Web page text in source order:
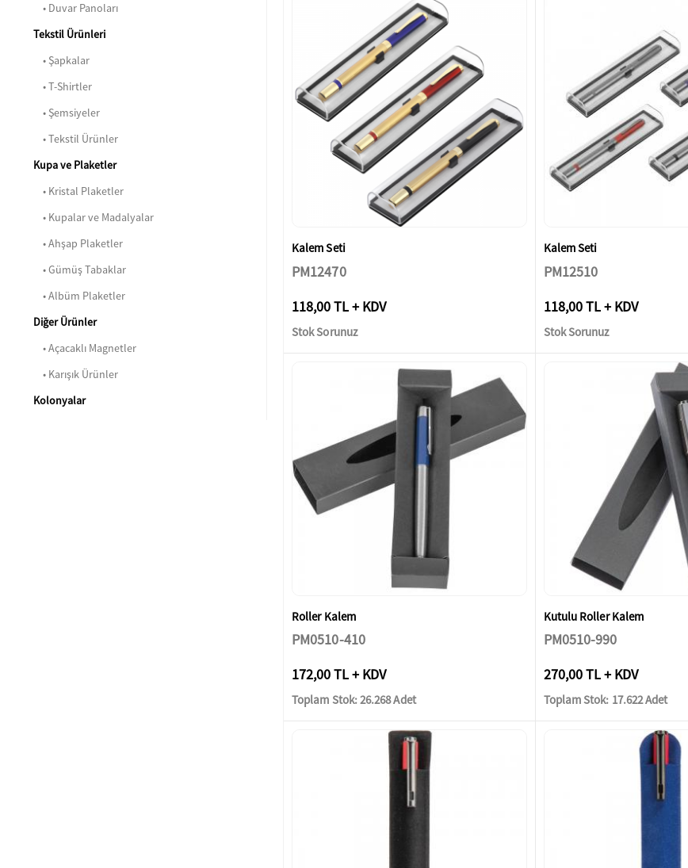
• Duvar Panoları
Tekstil Ürünleri
• Şapkalar
• T-Shirtler
• Şemsiyeler
• Tekstil Ürünler
Kupa ve Plaketler
• Kristal Plaketler
• Kupalar ve Madalyalar
• Ahşap Plaketler
• Gümüş Tabaklar
• Albüm Plaketler
Diğer Ürünler
• Açacaklı Magnetler
• Karışık Ürünler
Kolonyalar
Kalem Seti
PM12470
118,00 TL + KDV
Stok Sorunuz
Kalem Seti
PM12510
118,00 TL + KDV
Stok Sorunuz
Roller Kalem
PM0510-410
172,00 TL + KDV
Toplam Stok: 26.268 Adet
Kutulu Roller Kalem
PM0510-990
270,00 TL + KDV
Toplam Stok: 17.622 Adet